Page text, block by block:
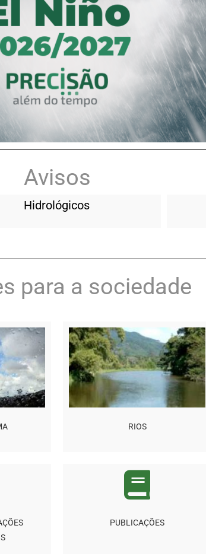
Avisos
Hidrológicos
para a sociedade
RIOS
PUBLICAÇÕES